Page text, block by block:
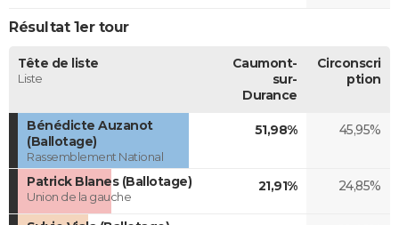
Résultat 1er tour
Tête de liste
Liste
Caumont-
sur-
Durance
Circonscri
ption
Bénédicte Auzanot
(Ballotage)
Rassemblement National
51,98% 45,95%
Patrick Blanes (Ballotage)
Union de la gauche
21,91% 24,85%